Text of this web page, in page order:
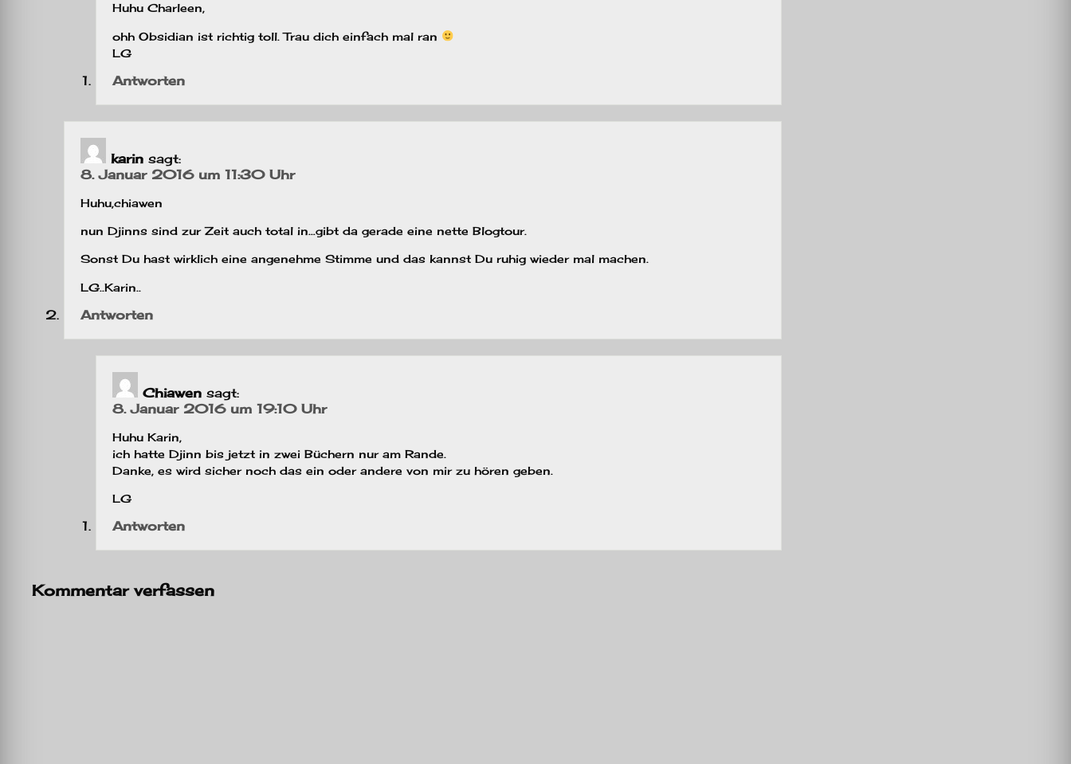
Huhu Charleen,
ohh Obsidian ist richtig toll. Trau dich einfach mal ran
LG
Antworten
karin sagt:
8. Januar 2016 um 11:30 Uhr
Huhu,chiawen
nun Djinns sind zur Zeit auch total in…gibt da gerade eine nette Blogtour.
Sonst Du hast wirklich eine angenehme Stimme und das kannst Du ruhig wieder mal machen.
LG..Karin..
Antworten
Chiawen sagt:
8. Januar 2016 um 19:10 Uhr
Huhu Karin,
ich hatte Djinn bis jetzt in zwei Büchern nur am Rande.
Danke, es wird sicher noch das ein oder andere von mir zu hören geben.
LG
Antworten
Kommentar verfassen